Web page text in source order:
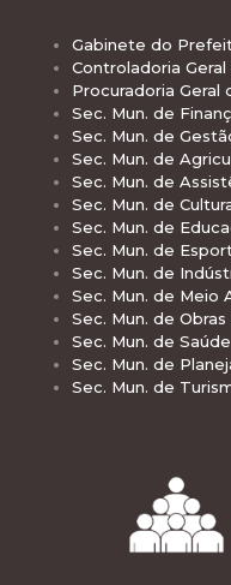
Gabinete do
Controladoria
Procuradoria Geral
Sec. Mun. de
Sec. Mun. de
Sec. Mun. de
Sec. Mun. de
Sec. Mun. de
Sec. Mun. de
Sec. Mun. de
Sec. Mun. de
Sec. Mun. de Meio
Sec. Mun. de
Sec. Mun. de Saúde
Sec. Mun. de
Sec. Mun. de